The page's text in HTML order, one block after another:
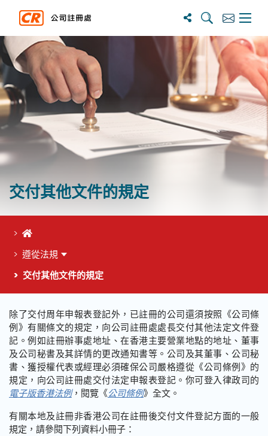
搜寻 订阅主选
交付其他文件的規定
首頁
遵從法規
交付其他文件的規定
這個頁面的主要內容
除了交付周年申報表登記外，已註冊的公司還須按照《公司條
例》有關條文的規定，向公司註冊處處長交付其他法定文件登
記。例如註冊辦事處地址、在香港主要營業地點的地址、董事
及公司秘書及其詳情的更改通知書等。公司及其董事、公司秘
書、獲授權代表或經理必須確保公司嚴格遵從《公司條例》的
規定，向公司註冊處交付法定申報表登記。你可登入律政司的
電子版香港法例，閱覽《公司條例》全文。
有關本地及註冊非香港公司在註冊後交付文件登記方面的一般
規定，請參閱下列資料小冊子：